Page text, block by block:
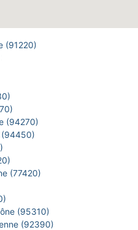
(91220)
(94270)
(94450)
(77420)
(95310)
(92390)